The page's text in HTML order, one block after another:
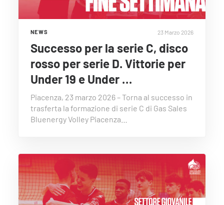
NEWS 23 Marzo 2026
Successo per la serie C, disco
rosso per serie D. Vittorie per
Under 19 e Under …
Piacenza, 23 marzo 2026 – Torna al successo in
trasferta la formazione di serie C di Gas Sales
Bluenergy Volley Piacenza…